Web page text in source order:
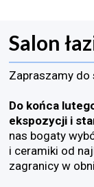
Salon
Zapraszamy do
Do końca
ekspozycji i
nas bogaty
i ceramiki od
zagranicy w